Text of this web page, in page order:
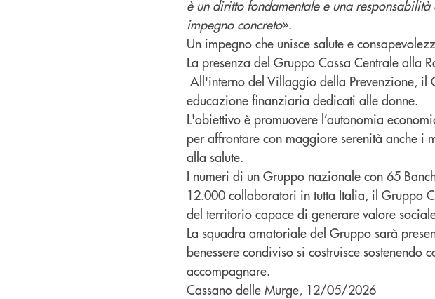
è un diritto fondamentale e una
impegno concreto».
Un impegno che unisce salute e
La presenza del Gruppo Cassa Centrale alla
All'interno del Villaggio della Prevenzione,
educazione finanziaria dedicati alle donne.
L'obiettivo è promuovere l’autonomia
per affrontare con maggiore serenità anche i
alla salute.
I numeri di un Gruppo nazionale con 65
12.000 collaboratori in tutta Italia, il Gruppo
del territorio capace di generare valore
La squadra amatoriale del Gruppo sarà
benessere condiviso si costruisce
accompagnare.
Cassano delle Murge, 12/05/2026